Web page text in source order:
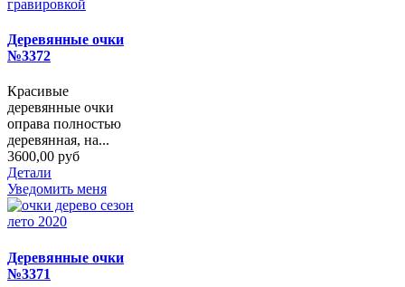
Деревянные очки
№3372
Красивые
деревянные очки
оправа полностью
деревянная, на...
3600,00 руб
Детали
Уведомить меня
Деревянные очки
№3371